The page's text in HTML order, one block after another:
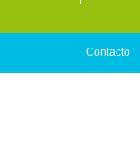
Contacto